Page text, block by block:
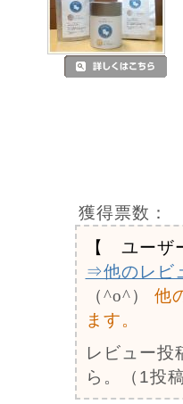
獲得票数：
【 ユーザ
⇒他のレビ
（^o^）
他
ます。
レビュー投
ら。（1投